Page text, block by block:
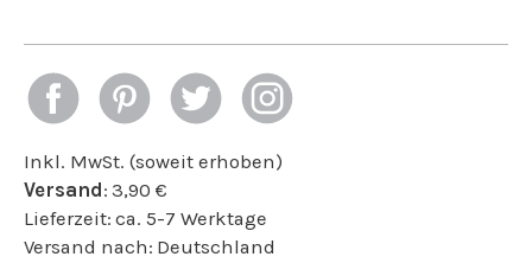
Inkl. MwSt. (soweit erhoben)
Versand: 3,90 €
Lieferzeit: ca. 5-7 Werktage
Versand nach: Deutschland